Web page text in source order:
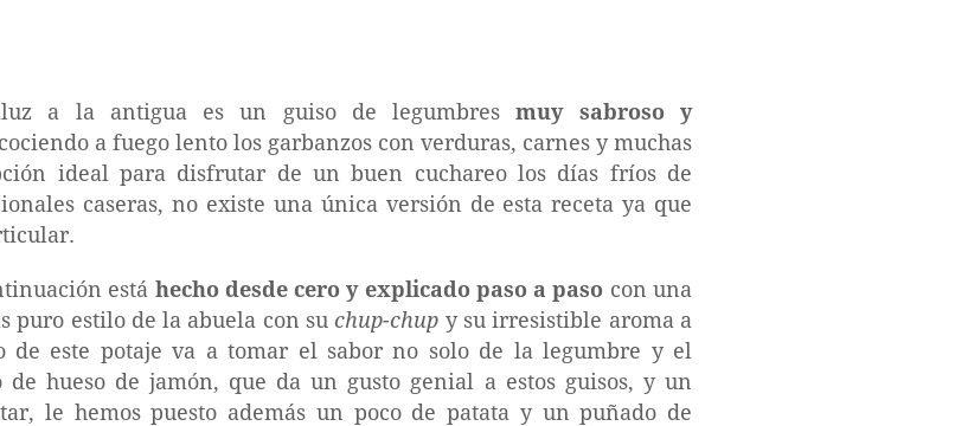
a la antigua es un guiso de legumbresmuy sabroso y
a fuego lento los garbanzos con verduras, carnes y muchas
ideal para disfrutar de un buen cuchareo los días fríos de
caseras, no existe una única versión de esta receta ya que
está hecho desde cero y explicado paso a paso con una
puro estilo de la abuela con suchup-chup y su irresistible aroma a
de este potaje va a tomar el sabor no solo de la legumbre y el
hueso de jamón, que da un gusto genial a estos guisos, y un
le hemos puesto además un poco de patata y un puñado de